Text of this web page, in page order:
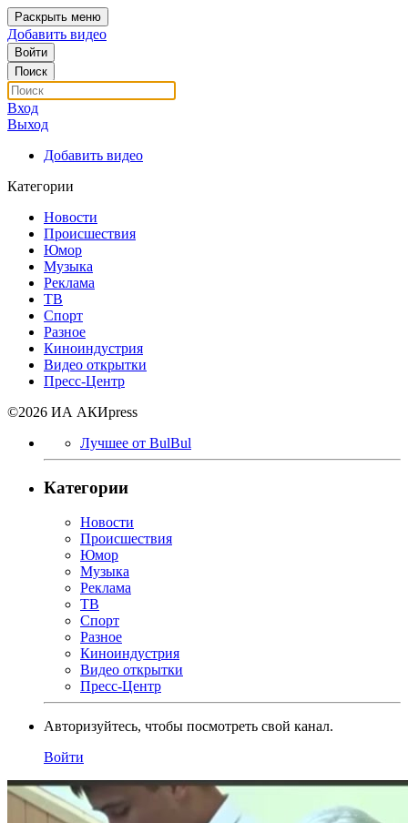
Раскрыть меню
Добавить видео
Войти
Поиск
Вход
Выход
Добавить видео
Категории
Новости
Происшествия
Юмор
Музыка
Реклама
ТВ
Спорт
Разное
Киноиндустрия
Видео открытки
Пресс-Центр
©2026 ИА АКИpress
Лучшее от BulBul
Категории
Новости
Происшествия
Юмор
Музыка
Реклама
ТВ
Спорт
Разное
Киноиндустрия
Видео открытки
Пресс-Центр
Авторизуйтесь, чтобы посмотреть свой канал.
Войти